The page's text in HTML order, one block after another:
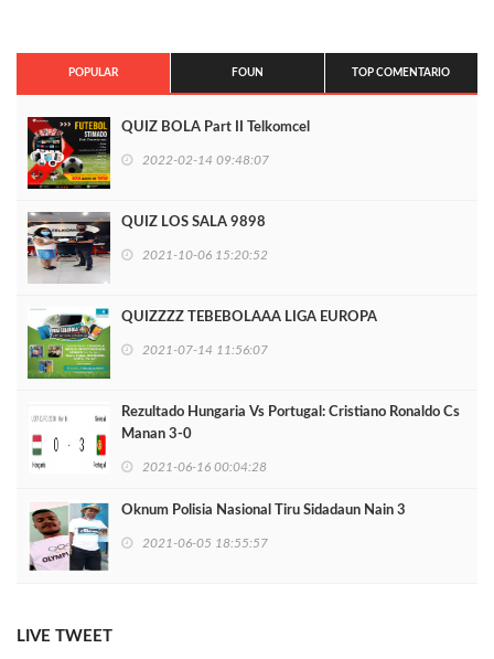
POPULAR FOUN TOP COMENTARIO
QUIZ BOLA Part II Telkomcel
2022-02-14 09:48:07
QUIZ LOS SALA 9898
2021-10-06 15:20:52
QUIZZZZ TEBEBOLAAA LIGA EUROPA
2021-07-14 11:56:07
Rezultado Hungaria Vs Portugal: Cristiano Ronaldo Cs
Manan 3-0
2021-06-16 00:04:28
Oknum Polisia Nasional Tiru Sidadaun Nain 3
2021-06-05 18:55:57
LIVE TWEET